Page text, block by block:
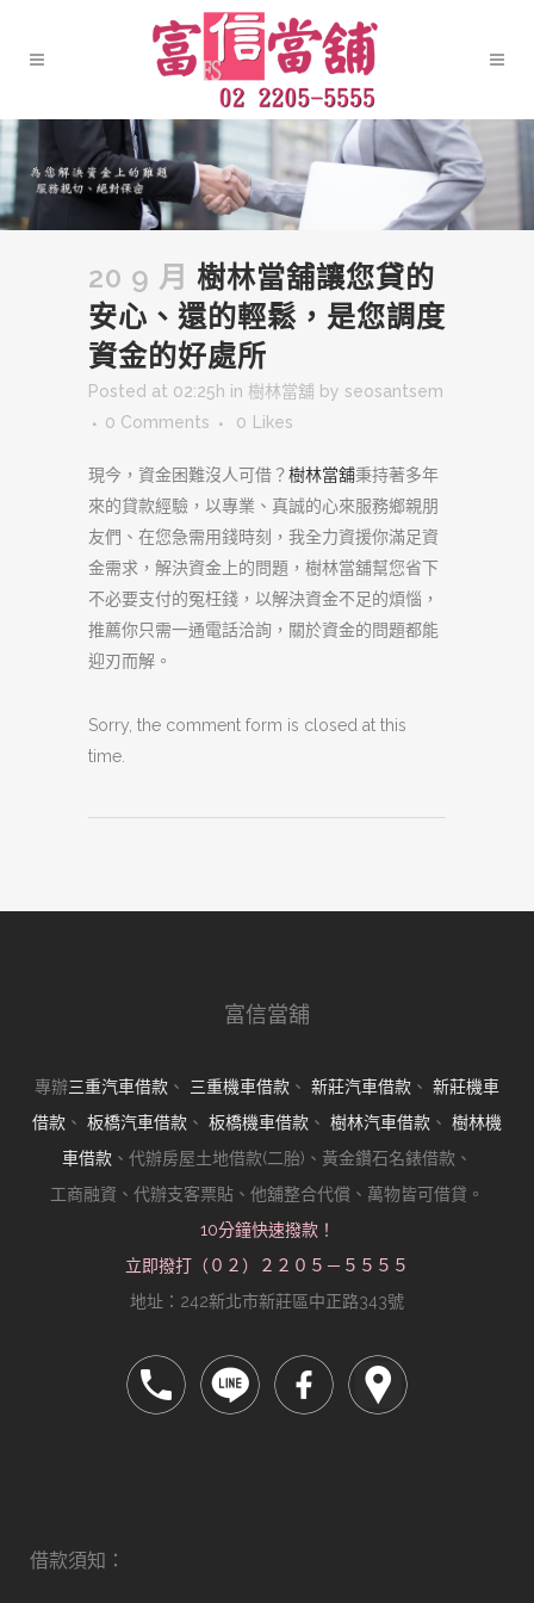
20 9 月 樹林當舖讓您貸的
安心、還的輕鬆，是您調度
資金的好處所
Posted at 02:25h in 樹林當舖 by seosantsem
0 Comments
0 Likes
現今，資金困難沒人可借？樹林當舖秉持著多年
來的貸款經驗，以專業、真誠的心來服務鄉親朋
友們、在您急需用錢時刻，我全力資援你滿足資
金需求，解決資金上的問題，樹林當舖幫您省下
不必要支付的冤枉錢，以解決資金不足的煩惱，
推薦你只需一通電話洽詢，關於資金的問題都能
迎刃而解。
Sorry, the comment form is closed at this
time.
富信當舖
專辦三重汽車借款 、 三重機車借款 、 新莊汽車借款 、 新莊機車
借款 、 板橋汽車借款 、 板橋機車借款 、 樹林汽車借款 、 樹林機
車借款 、代辦房屋土地借款(二胎)、黃金鑽石名錶借款、
工商融資、代辦支客票貼、他舖整合代償、萬物皆可借貸。
10分鐘快速撥款！
立即撥打（０２）２２０５－５５５５
地址：242新北市新莊區中正路343號
借款須知：